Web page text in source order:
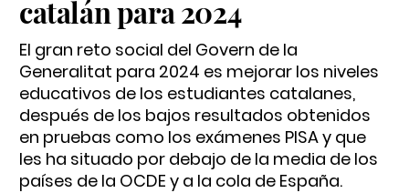
catalán para 2024
El gran reto social del Govern de la
Generalitat para 2024 es mejorar los niveles
educativos de los estudiantes catalanes,
después de los bajos resultados obtenidos
en pruebas como los exámenes PISA y que
les ha situado por debajo de la media de los
países de la OCDE y a la cola de España.